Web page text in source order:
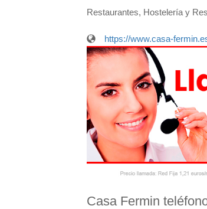
Restaurantes, Hostelería y
https://www.casa-
Casa Fermin